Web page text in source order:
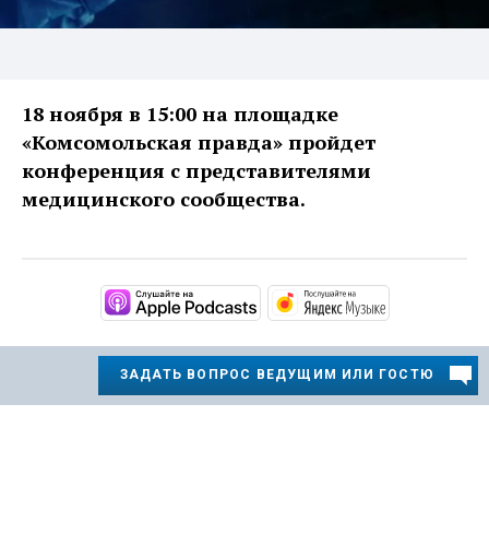
18 ноября в 15:00 на площадке
«Комсомольская правда» пройдет
конференция с представителями
медицинского сообщества.
https:// https://
ЗАДАТЬ ВОПРОС ВЕДУЩИМ ИЛИ ГОСТЮ